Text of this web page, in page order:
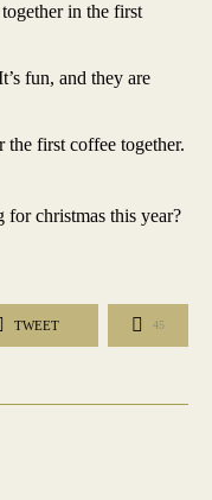
in the first
fun, and they are
the first coffee together.
christmas this year?
TWEET 45